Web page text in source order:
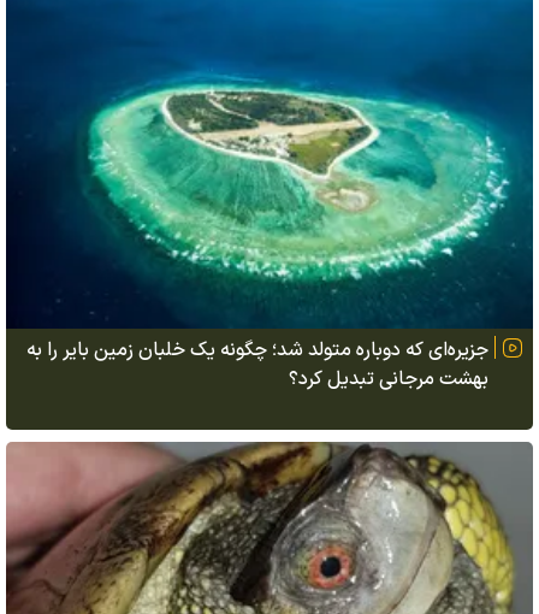
جزیره‌ای که دوباره متولد شد؛ چگونه یک خلبان زمین بایر را به
بهشت مرجانی تبدیل کرد؟